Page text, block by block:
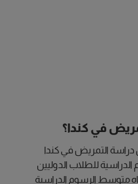
في كندا؟
دراسة التمريض في كندا
للطلاب الدوليين
متوسط الرسوم الدراسية